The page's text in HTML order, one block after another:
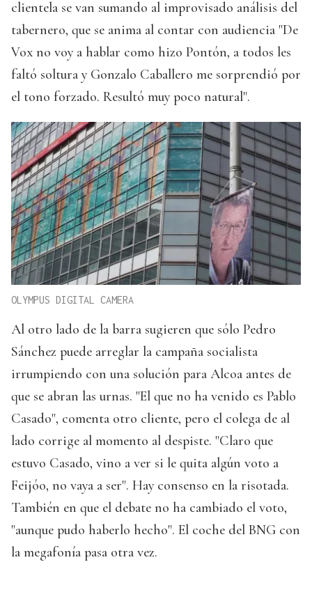
clientela se van sumando al improvisado análisis del
tabernero, que se anima al contar con audiencia "De
Vox no voy a hablar como hizo Pontón, a todos les
faltó soltura y Gonzalo Caballero me sorprendió por
el tono forzado. Resultó muy poco natural".
OLYMPUS DIGITAL CAMERA
Al otro lado de la barra sugieren que sólo Pedro
Sánchez puede arreglar la campaña socialista
irrumpiendo con una solución para Alcoa antes de
que se abran las urnas. "El que no ha venido es Pablo
Casado", comenta otro cliente, pero el colega de al
lado corrige al momento al despiste. "Claro que
estuvo Casado, vino a ver si le quita algún voto a
Feijóo, no vaya a ser". Hay consenso en la risotada.
También en que el debate no ha cambiado el voto,
"aunque pudo haberlo hecho". El coche del BNG con
la megafonía pasa otra vez.